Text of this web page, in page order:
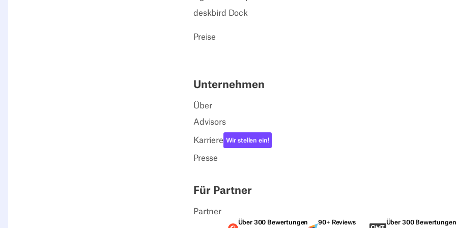
deskbird Dock
Preise
Unternehmen
Über
Advisors
Karriere Wir stellen ein!
Presse
Für Partner
Partner
G2-Bewertungen
Über 300 Bewertungen Capterra-Bewertungen
90+ Reviews Über 300 Bewertungen